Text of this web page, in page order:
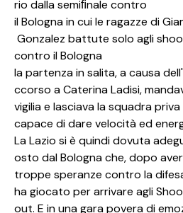
rio dalla semiﬁnale contro
il Bologna in cui le ragazze di
Gonzalez battute solo agli
contro il Bologna
la partenza in salita, a causa
ccorso a Caterina Ladisi,
vigilia e lasciava la squadra
capace di dare velocità ed
La Lazio si è quindi dovuta
osto dal Bologna che, dopo
troppe speranze contro la
ha giocato per arrivare agli
out. E in una gara povera di